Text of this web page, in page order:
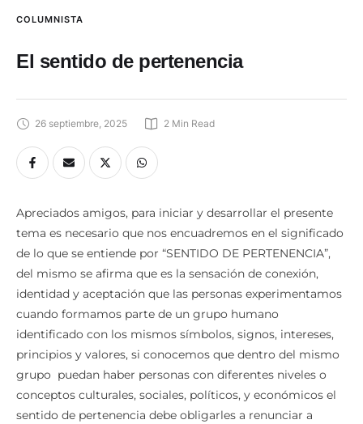
COLUMNISTA
El sentido de pertenencia
26 septiembre, 2025 2 Min Read
Apreciados amigos, para iniciar y desarrollar el presente
tema es necesario que nos encuadremos en el significado
de lo que se entiende por “SENTIDO DE PERTENENCIA”,
del mismo se afirma que es la sensación de conexión,
identidad y aceptación que las personas experimentamos
cuando formamos parte de un grupo humano
identificado con los mismos símbolos, signos, intereses,
principios y valores, si conocemos que dentro del mismo
grupo puedan haber personas con diferentes niveles o
conceptos culturales, sociales, políticos, y económicos el
sentido de pertenencia debe obligarles a renunciar a